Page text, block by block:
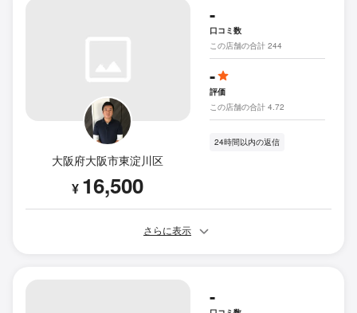
大阪府大阪市東淀川区
¥ 16,500
-
口コミ数
この店舗の合計 244
-
評価
この店舗の合計 4.72
24時間以内の返信
さらに表示
-